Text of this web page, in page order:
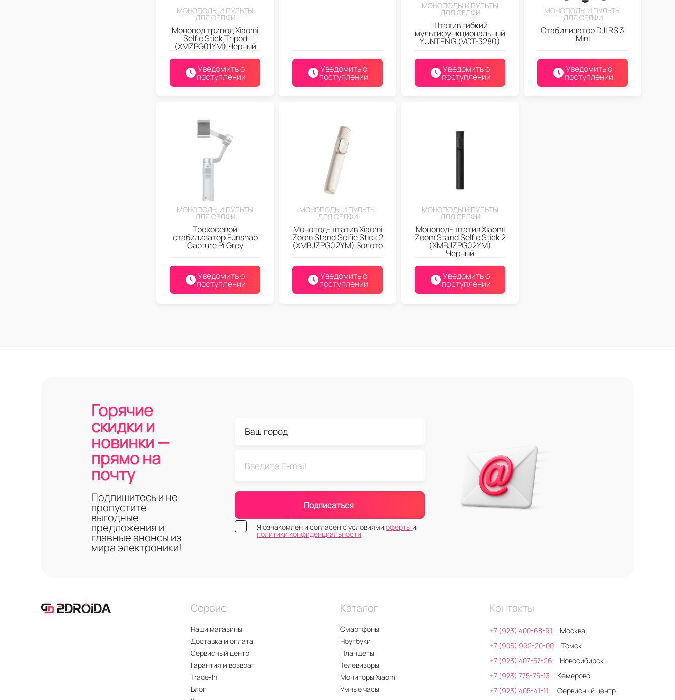
МОНОПОДЫ И ПУЛЬТЫ
ДЛЯ СЕЛФИ
Монопод трипод Xiaomi
Selfie Stick Tripod
(XMZPG01YM) Черный
Уведомить о
поступлении
Уведомить о
поступлении
МОНОПОДЫ И ПУЛЬТЫ
ДЛЯ СЕЛФИ
Штатив гибкий
мультифункциональный
YUNTENG (VCT-3280)
Уведомить о
поступлении
МОНОПОДЫ И ПУЛЬТЫ
ДЛЯ СЕЛФИ
Стабилизатор DJI RS 3
Mini
Уведомить о
поступлении
МОНОПОДЫ И ПУЛЬТЫ
ДЛЯ СЕЛФИ
Трехосевой
стабилизатор Funsnap
Capture Pi Grey
Уведомить о
поступлении
МОНОПОДЫ И ПУЛЬТЫ
ДЛЯ СЕЛФИ
Монопод-штатив Xiaomi
Zoom Stand Selfie Stick 2
(XMBJZPG02YM) Золото
Уведомить о
поступлении
МОНОПОДЫ И ПУЛЬТЫ
ДЛЯ СЕЛФИ
Монопод-штатив Xiaomi
Zoom Stand Selfie Stick 2
(XMBJZPG02YM)
Черный
Уведомить о
поступлении
Горячие
скидки и
новинки —
прямо на
почту
Подпишитесь и не
пропустите
выгодные
предложения и
главные анонсы из
мира электроники!
Подписаться
Я ознакомлен и согласен с условиямиоферты и
политики конфиденциальности
Сервис
Наши магазины
Доставка и оплата
Сервисный центр
Гарантия и возврат
Trade-In
Блог
Каталог
Смартфоны
Ноутбуки
Планшеты
Телевизоры
Мониторы Xiaomi
Умные часы
Контакты
+7 (923) 400-68-91
Москва
+7 (905) 992-20-00
Томск
+7 (923) 407-57-26
Новосибирск
+7 (923) 775-75-13
Кемерово
+7 (923) 405-41-11
Сервисный центр